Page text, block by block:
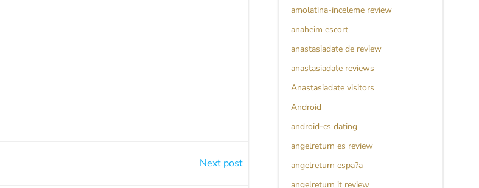
Next post
amolatina-inceleme review
anaheim escort
anastasiadate de review
anastasiadate reviews
Anastasiadate visitors
Android
android-cs dating
angelreturn es review
angelreturn espa?a
angelreturn it review